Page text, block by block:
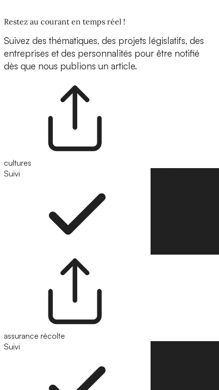
Restez au courant en temps réel !
Suivez des thématiques, des projets législatifs, des
entreprises et des personnalités pour être notifié
dès que nous publions un article.
cultures
Suivi
assurance récolte
Suivi